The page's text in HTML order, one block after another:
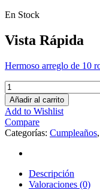
En Stock
Vista Rápida
Hermoso arreglo de 10
Añadir al carrito
Add to Wishlist
Compare
Categorías: Cumpleaños,
Descripción
Valoraciones (0)